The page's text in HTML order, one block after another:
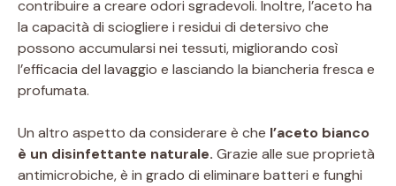
contribuire a creare odori sgradevoli. Inoltre, l’aceto ha
la capacità di sciogliere i residui di detersivo che
possono accumularsi nei tessuti, migliorando così
l’efficacia del lavaggio e lasciando la biancheria fresca e
profumata.
Un altro aspetto da considerare è che l’aceto bianco
è un disinfettante naturale. Grazie alle sue proprietà
antimicrobiche, è in grado di eliminare batteri e funghi